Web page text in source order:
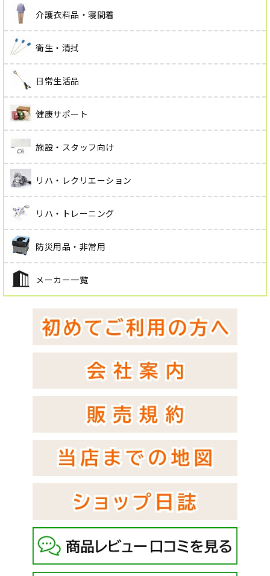
介護衣料品・寝間着
衛生・清拭
日常生活品
健康サポート
施設・スタッフ向け
リハ・レクリエーション
リハ・トレーニング
防災用品・非常用
メーカー一覧